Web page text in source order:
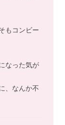
もコンビー
なった気が
、なんか不